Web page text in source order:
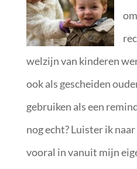
welzijn van kinderen
ook als gescheiden
gebruiken als een
nog echt? Luister ik
vooral in vanuit mijn